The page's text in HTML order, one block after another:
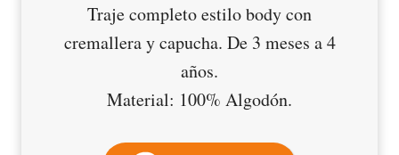
Traje completo estilo body con
cremallera y capucha. De 3 meses a 4
años.
Material: 100% Algodón.